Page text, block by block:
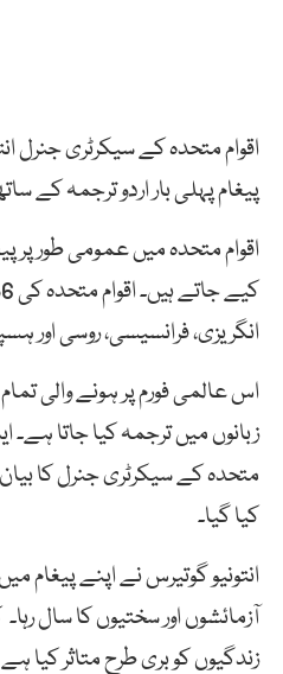
اقوام متحدہ کے سیکرٹری جنرل
پیغام پہلی بار اردو ترجمہ کے
انگریزی، فرانسیسی، روسی اور
زبانوں میں ترجمہ کیا جاتا ہے۔
متحدہ کے سیکرٹری جنرل کا
کیا گیا۔
آزمائشوں اور سختیوں کا سال
زندگیوں کو بری طرح متاثر کیا